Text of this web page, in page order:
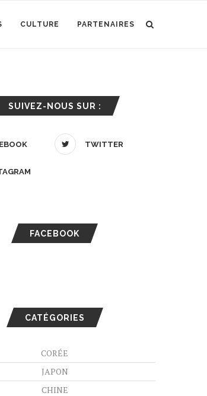
CULTURE PARTENAIRES
SUIVEZ-NOUS SUR :
TWITTER
FACEBOOK
CATÉGORIES
CORÉE
JAPON
CHINE